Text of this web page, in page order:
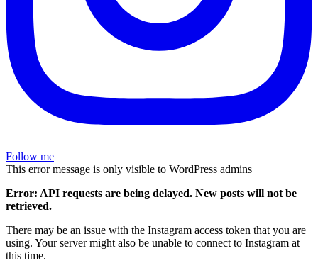
Follow me
This error message is only visible to WordPress admins
Error: API requests are being delayed. New posts will not be
retrieved.
There may be an issue with the Instagram access token that you are
using. Your server might also be unable to connect to Instagram at
this time.